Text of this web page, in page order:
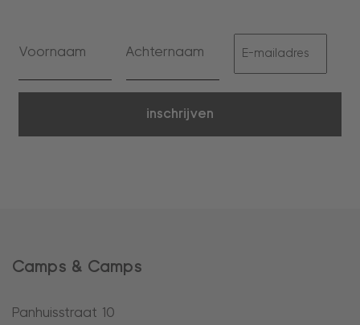
inschrijven
Camps & Camps
Panhuisstraat 10